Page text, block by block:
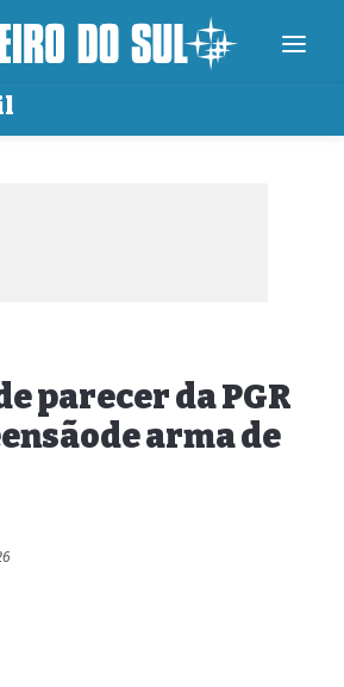
parecer da PGR
arma de